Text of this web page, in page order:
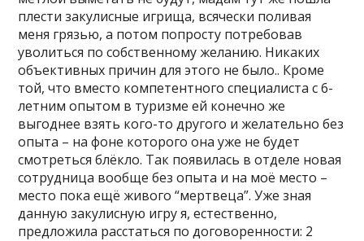
плести закулисные игрища, всячески поливая
меня грязью, а потом попросту потребовав
уволиться по собственному желанию. Никаких
объективных причин для этого не было.. Кроме
той, что вместо компетентного специалиста с 6-
летним опытом в туризме ей конечно же
выгоднее взять кого-то другого и желательно без
опыта – на фоне которого она уже не будет
смотреться блёкло. Так появилась в отделе новая
сотрудница вообще без опыта и на моё место –
место пока ещё живого “мертвеца”. Уже зная
данную закулисную игру я, естественно,
предложила расстаться по договоренности: 2